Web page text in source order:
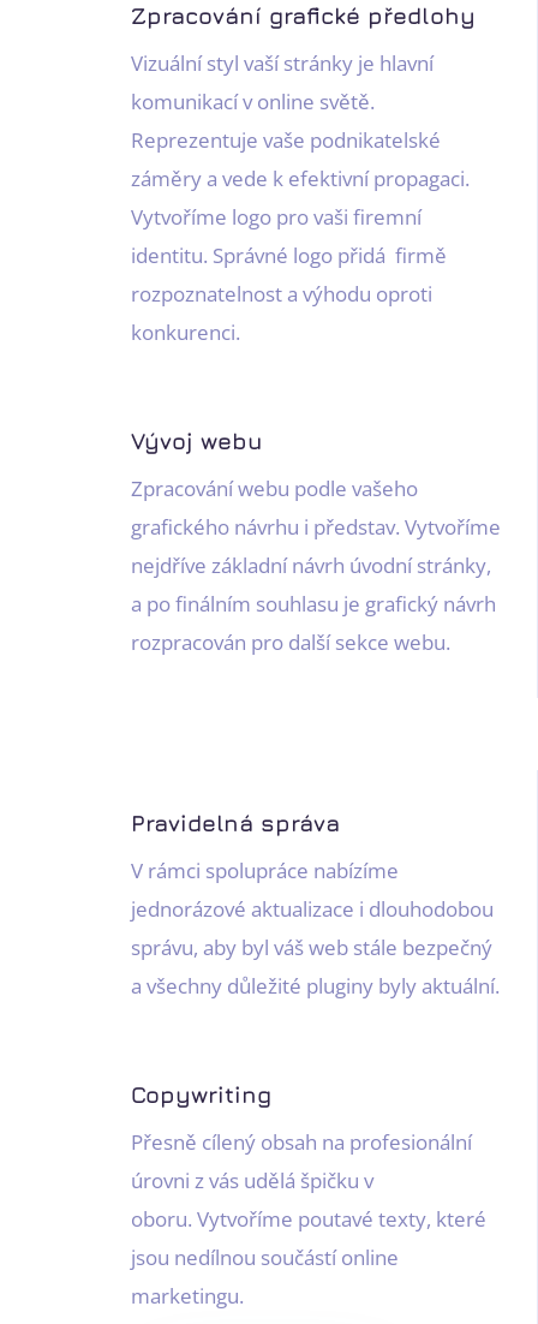
Zpracování grafické předlohy
Vizuální styl vaší stránky je hlavní
komunikací v online světě.
Reprezentuje vaše podnikatelské
záměry a vede k efektivní propagaci.
Vytvoříme logo pro vaši firemní
identitu. Správné logo přidá firmě
rozpoznatelnost a výhodu oproti
konkurenci.
Vývoj webu
Zpracování webu podle vašeho
grafického návrhu i představ. Vytvoříme
nejdříve základní návrh úvodní stránky,
a po finálním souhlasu je grafický návrh
rozpracován pro další sekce webu.
Pravidelná správa
V rámci spolupráce nabízíme
jednorázové aktualizace i dlouhodobou
správu, aby byl váš web stále bezpečný
a všechny důležité pluginy byly aktuální.
Copywriting
Přesně cílený obsah na profesionální
úrovni z vás udělá špičku v
oboru. Vytvoříme poutavé texty, které
jsou nedílnou součástí online
marketingu.